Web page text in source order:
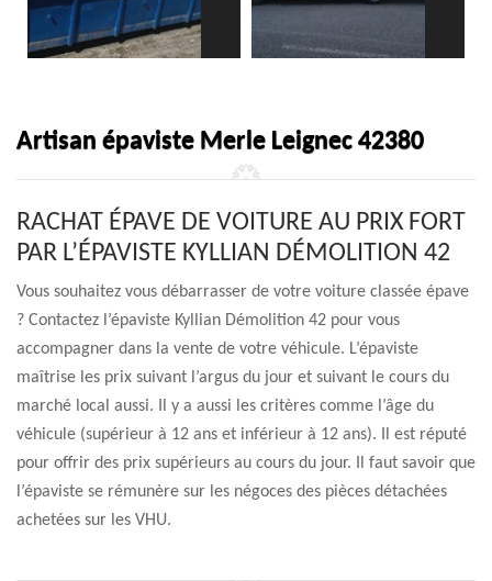
Artisan épaviste Merle Leignec 42380
RACHAT ÉPAVE DE VOITURE AU PRIX FORT
PAR L’ÉPAVISTE KYLLIAN DÉMOLITION 42
Vous souhaitez vous débarrasser de votre voiture classée épave
? Contactez l’épaviste Kyllian Démolition 42 pour vous
accompagner dans la vente de votre véhicule. L’épaviste
maîtrise les prix suivant l’argus du jour et suivant le cours du
marché local aussi. Il y a aussi les critères comme l’âge du
véhicule (supérieur à 12 ans et inférieur à 12 ans). Il est réputé
pour offrir des prix supérieurs au cours du jour. Il faut savoir que
l’épaviste se rémunère sur les négoces des pièces détachées
achetées sur les VHU.